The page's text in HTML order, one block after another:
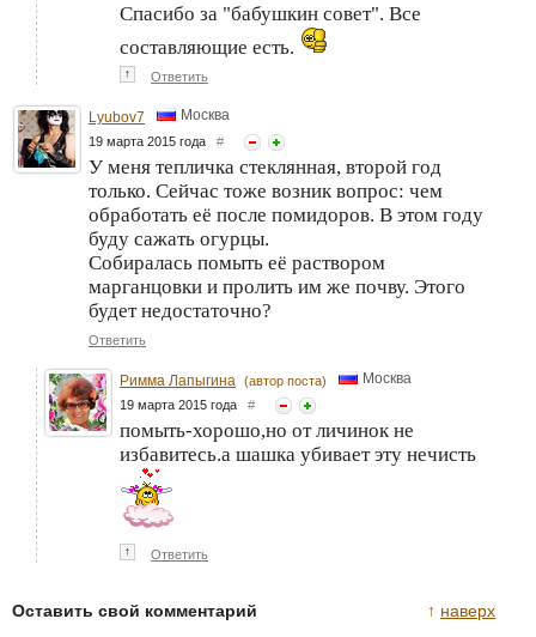
Спасибо за "бабушкин совет". Все
составляющие есть.
↑ Ответить
Lyubov7 Москва
19 марта 2015 года #
У меня тепличка стеклянная, второй год
только. Сейчас тоже возник вопрос: чем
обработать её после помидоров. В этом году
буду сажать огурцы.
Собиралась помыть её раствором
марганцовки и пролить им же почву. Этого
будет недостаточно?
Ответить
Римма Лапыгина (автор поста) Москва
19 марта 2015 года #
помыть-хорошо,но от личинок не
избавитесь.а шашка убивает эту нечисть
↑ Ответить
↑ наверх
Оставить свой комментарий